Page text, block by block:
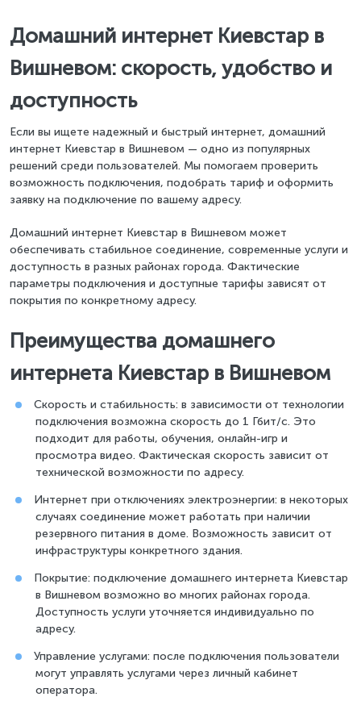
Домашний интернет Киевстар в
Вишневом: скорость, удобство и
доступность
Если вы ищете надежный и быстрый интернет, домашний
интернет Киевстар в Вишневом — одно из популярных
решений среди пользователей. Мы помогаем проверить
возможность подключения, подобрать тариф и оформить
заявку на подключение по вашему адресу.
Домашний интернет Киевстар в Вишневом может
обеспечивать стабильное соединение, современные услуги и
доступность в разных районах города. Фактические
параметры подключения и доступные тарифы зависят от
покрытия по конкретному адресу.
Преимущества домашнего
интернета Киевстар в Вишневом
Скорость и стабильность: в зависимости от технологии
подключения возможна скорость до 1 Гбит/с. Это
подходит для работы, обучения, онлайн-игр и
просмотра видео. Фактическая скорость зависит от
технической возможности по адресу.
Интернет при отключениях электроэнергии: в некоторых
случаях соединение может работать при наличии
резервного питания в доме. Возможность зависит от
инфраструктуры конкретного здания.
Покрытие: подключение домашнего интернета Киевстар
в Вишневом возможно во многих районах города.
Доступность услуги уточняется индивидуально по
адресу.
Управление услугами: после подключения пользователи
могут управлять услугами через личный кабинет
оператора.